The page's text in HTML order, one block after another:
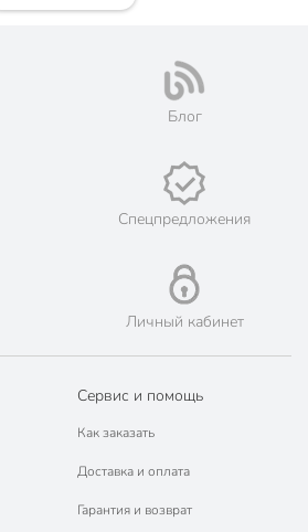
области могут сделать заказ и оплатить
сайте сети магазинов Порядок.
курьерскую доставку для товара
при заказе от 3000 рублей в такие
Уварово, Бондари, Инжавино, Мордово,
Петровское, Пичаево, Ржакса,
Умёт, а также Пенза, Кузнецк.
каждый день!
продукция. Интернет-гипермаркет
представитель ведущих мировых
Блог
Спецпредложения
Личный кабинет
Сервис и помощь
Как заказать
Доставка и оплата
Гарантия и возврат